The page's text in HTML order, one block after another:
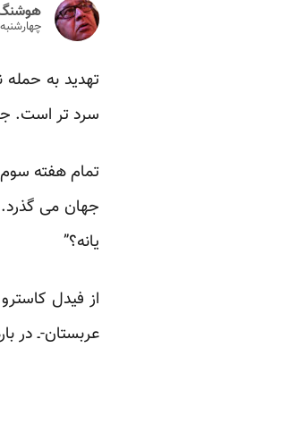
چهارشنبه ۲۵ آبان ۱۳۹۰
تهدید به
سرد تر است.
تمام هفته سوم
جهان می گذرد.
یانه؟”
از فیدل
عربستان-ـ در